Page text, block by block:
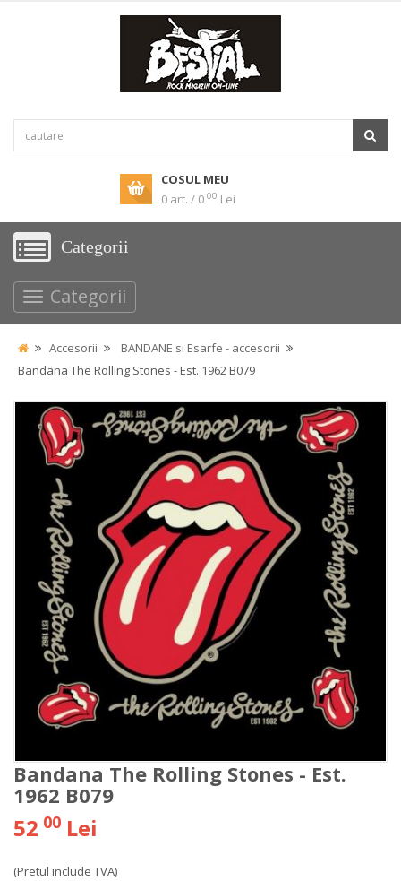
COSUL MEU
0 art. / 0 00 Lei
Categorii
Categorii
Accesorii
BANDANE si Esarfe - accesorii
Bandana The Rolling Stones - Est. 1962 B079
Bandana The Rolling Stones - Est.
1962 B079
52 00 Lei
(Pretul include TVA)